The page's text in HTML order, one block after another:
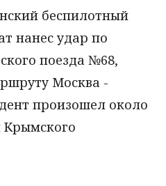
беспилотный
нанес удар по
поезда №68,
Москва -
произошел около
Крымского